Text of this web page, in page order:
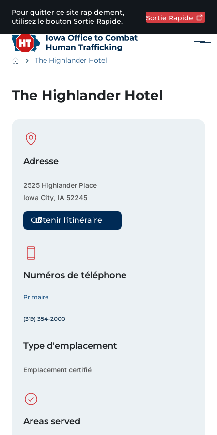
Passer au contenu principal
Pour quitter ce site rapidement,
utilisez le bouton Sortie Rapide.
Sortie Rapide
Menu
BreadcrumbsThe Highlander Hotel
The Highlander Hotel
Physical Location
Adresse
2525 Highlander Place
Iowa City, IA 52245
Obtenir l'itinéraire
Numéros de téléphone
Primaire
(319) 354-2000
Type d'emplacement
Emplacement certifié
Areas served